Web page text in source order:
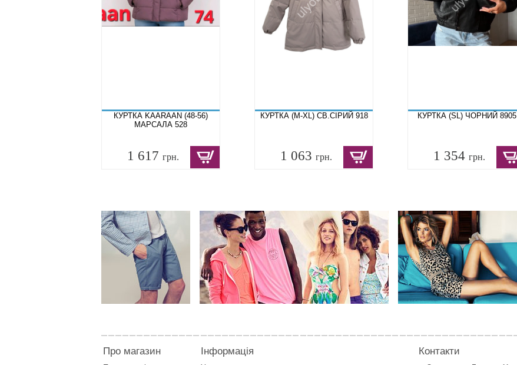
КУРТКА KAARAAN (48-56)
МАРСАЛА 528
1 617 грн.
КУРТКА (M-XL) СВ.СІРИЙ 918
1 063 грн.
КУРТКА (SL) ЧОРНИЙ 8905
1 354 грн.
Про магазин Інформація Контакти